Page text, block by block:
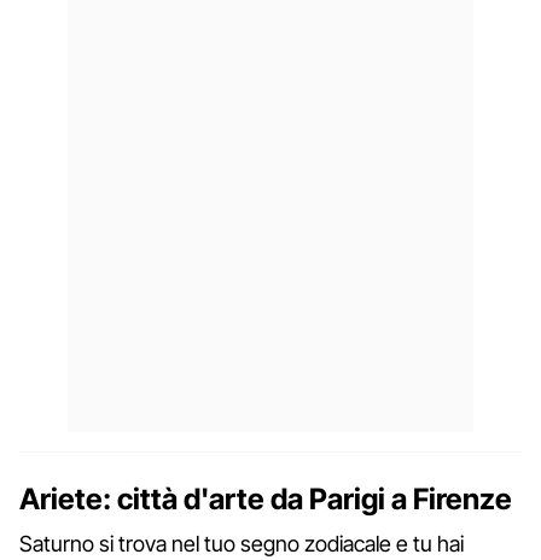
Ariete: città d'arte da Parigi a Firenze
Saturno si trova nel tuo segno zodiacale e tu hai